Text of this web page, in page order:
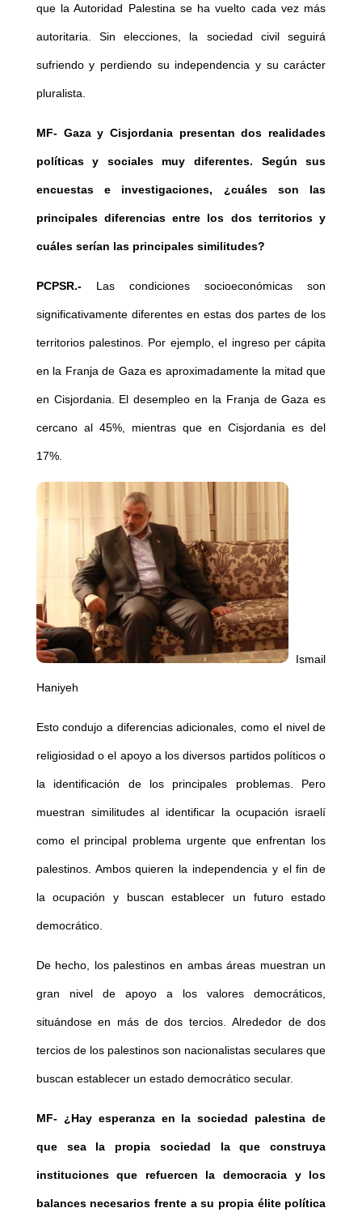
que la Autoridad Palestina se ha vuelto cada vez más
autoritaria. Sin elecciones, la sociedad civil seguirá
sufriendo y perdiendo su independencia y su carácter
pluralista.
MF- Gaza y Cisjordania presentan dos realidades
políticas y sociales muy diferentes. Según sus
encuestas e investigaciones, ¿cuáles son las
principales diferencias entre los dos territorios y
cuáles serían las principales similitudes?
PCPSR.-Las condiciones socioeconómicas son
significativamente diferentes en estas dos partes de los
territorios palestinos. Por ejemplo, el ingreso per cápita
en la Franja de Gaza es aproximadamente la mitad que
en Cisjordania. El desempleo en la Franja de Gaza es
cercano al 45%, mientras que en Cisjordania es del
17%.
Ismail
Haniyeh
Esto condujo a diferencias adicionales, como el nivel de
religiosidad o el apoyo a los diversos partidos políticos o
la identificación de los principales problemas. Pero
muestran similitudes al identificar la ocupación israelí
como el principal problema urgente que enfrentan los
palestinos. Ambos quieren la independencia y el fin de
la ocupación y buscan establecer un futuro estado
democrático.
De hecho, los palestinos en ambas áreas muestran un
gran nivel de apoyo a los valores democráticos,
situándose en más de dos tercios. Alrededor de dos
tercios de los palestinos son nacionalistas seculares que
buscan establecer un estado democrático secular.
MF- ¿Hay esperanza en la sociedad palestina de
que sea la propia sociedad la que construya
instituciones que refuercen la democracia y los
balances necesarios frente a su propia élite política